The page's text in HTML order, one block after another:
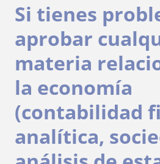
Si tienes
aprobar
materia
la economía
(contabilidad
analítica,